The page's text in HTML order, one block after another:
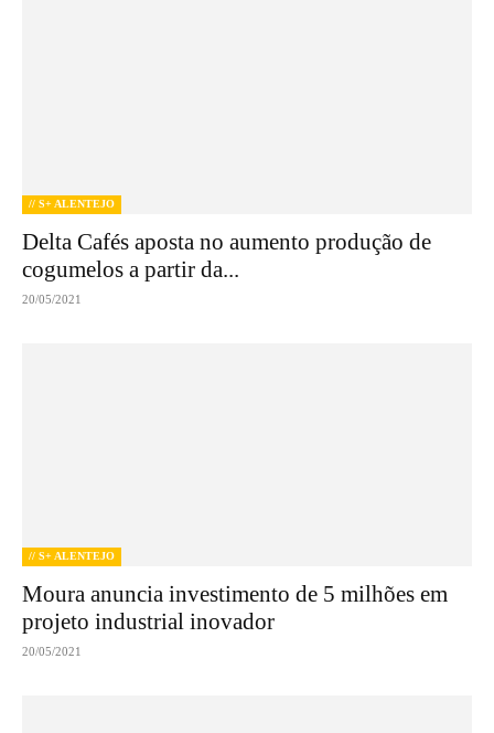
// S+ ALENTEJO
Delta Cafés aposta no aumento produção de
cogumelos a partir da...
20/05/2021
// S+ ALENTEJO
Moura anuncia investimento de 5 milhões em
projeto industrial inovador
20/05/2021